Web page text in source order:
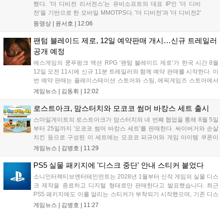
했다. '더 디비전 리서전스'는 유비소프트의 대표 IP인 '더 디비
전'을 기반으로 한 모바일 MMOTPS다. '더 디비전'과 '더 디비전2'
사이의 시기를 배경으로 하고 있으며, 완전히 새로운 독립형 스토
의 디비전 요원이 되어...
동영상 | 윤서호 12:06
팬텀 블레이드 제로, 12일 예약판매 개시…신규 트레일러
공개 예정
에스게임의 쿵푸펑크 액션 RPG ‘팬텀 블레이드 제로’가 한국 시간 8월
12일 오전 11시에 신규 11분 트레일러와 함께 예약 판매를 시작한다. 이
번 예약 판매는 플레이스테이션 스토어와 스팀, 에픽게임즈 스토어에서
진행되며, 개발이 완료된 게임은 10월 29일 정식 출시될 예정이다. 언리
콤보 액션과 세미 오픈월드 환경을 특징으로 한다....
게임뉴스 | 김동휘 12:02
로스트아크, 맘스터치와 모코코 썸머 바캉스 세트 출시
스마일게이트의 로스트아크가 맘스터치와 네 번째 협업을 통해 8월 5일
부터 25일까지 '모코코 썸머 바캉스 세트'를 판매한다. 싸이버거와 순살
치킨 등으로 구성된 이 세트에는 모코코 피규어와 게임 아이템 쿠폰이
포함된다. 전국 매장 및 배달 앱으로 구매 가능하며, 수익금은 사회 공헌
세한 정보는 공식 홈페이지에서 확인 가능하다....
게임뉴스 | 김병호 11:29
PS5 실물 패키지에 '디스크 중단' 안내 스티커 붙었다
소니인터랙티브엔터테인먼트는 2028년 1월부터 신작 게임의 실물 디스
크 제작을 종료하고 디지털 형태로만 판매한다고 발표했습니다. 최근
PS5 패키지에도 이를 알리는 스티커가 부착되기 시작했으며, 기존 디스
크는 계속 이용 가능합니다. 7월 31일 실적 발표에서 소니 측은 이용자
게임뉴스 | 김병호 11:27